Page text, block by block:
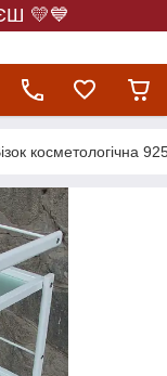
💛💙
косметологічна